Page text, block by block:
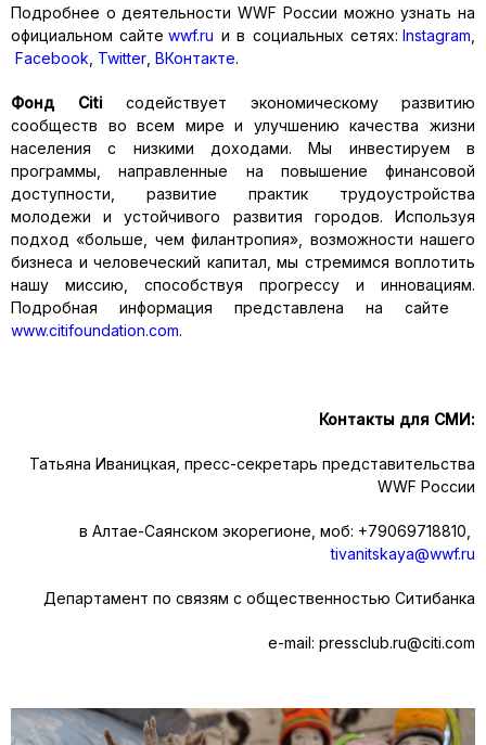
Подробнее о деятельности WWF России можно узнать на
официальном сайте wwf.ru и в социальных сетях: Instagram
Facebook Twitter ВКонтакте.
Фонд Citiсодействует экономическому развитию
сообществ во всем мире и улучшению качества жизни
населения с низкими доходами. Мы инвестируем в
программы, направленные на повышение финансовой
доступности, развитие практик трудоустройства
молодежи и устойчивого развития городов. Используя
подход «больше, чем филантропия», возможности нашего
бизнеса и человеческий капитал, мы стремимся воплотить
нашу миссию, способствуя прогрессу и инновациям.
Подробная информация представлена на сайте
www.citifoundation.com.
Контакты для СМИ:
Татьяна Иваницкая, пресс-секретарь представительства
WWF России
в Алтае-Саянском экорегионе, моб: +79069718810,
tivanitskaya@wwf.ru
Департамент по связям с общественностью Ситибанка
e-mail: pressclub.ru@citi.com